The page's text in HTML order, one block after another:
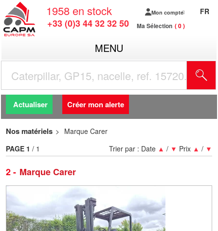
1958 en stock
+33 (0)3 44 32 32 50
Mon compte
Ma Sélection 0
FR
MENU
Actualiser Créer mon alerte
Nos matériels Marque Carer
2 Marque Carer
Trier par : Date ▲ / ▼ Prix ▲ / ▼
PAGE 1 / 1